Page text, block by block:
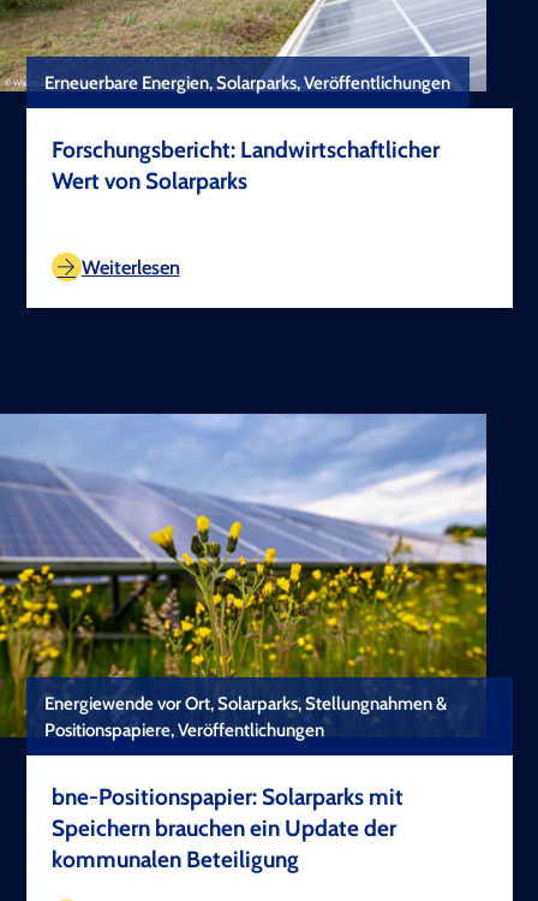
Erneuerbare Energien, Solarparks, Veröffentlichungen
Forschungsbericht: Landwirtschaftlicher
Wert von Solarparks
Weiterlesen
Energiewende vor Ort, Solarparks, Stellungnahmen &
Positionspapiere, Veröffentlichungen
bne-Positionspapier: Solarparks mit
Speichern brauchen ein Update der
kommunalen Beteiligung